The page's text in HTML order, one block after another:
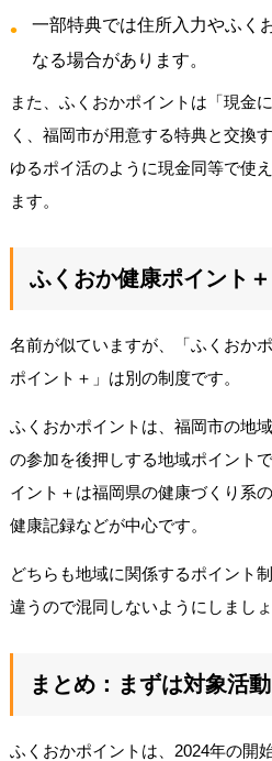
一部特典では住所入力やふく
なる場合があります。
また、ふくおかポイントは「現金
く、福岡市が用意する特典と交換
ゆるポイ活のように現金同等で使
ます。
ふくおか健康ポイント
名前が似ていますが、「ふくおか
ポイント＋」は別の制度です。
ふくおかポイントは、福岡市の地
の参加を後押しする地域ポイント
イント＋は福岡県の健康づくり系
健康記録などが中心です。
どちらも地域に関係するポイント
違うので混同しないようにしましょ
まとめ：まずは対象活
ふくおかポイントは、2024年の開